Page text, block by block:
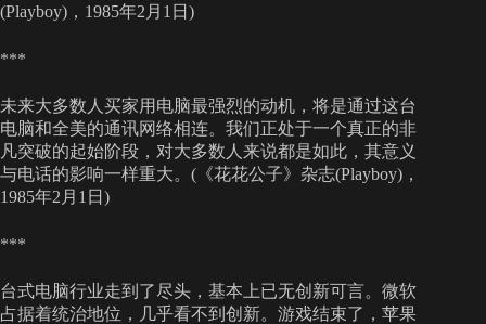
(Playboy)，1985年2月1日)
***
未来大多数人买家用电脑最强烈的动机，将是通过这台
电脑和全美的通讯网络相连。我们正处于一个真正的非
凡突破的起始阶段，对大多数人来说都是如此，其意义
与电话的影响一样重大。(《花花公子》杂志(Playboy)，
1985年2月1日)
***
台式电脑行业走到了尽头，基本上已无创新可言。微软
占据着统治地位，几乎看不到创新。游戏结束了，苹果